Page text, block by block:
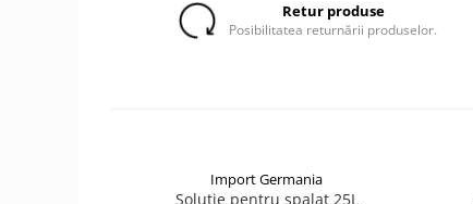
1.5.5. Pistoane & camasi piston Retur produse
Posibilitatea returnării produselor.
Import Germania
Solutie pentru spalat 25L